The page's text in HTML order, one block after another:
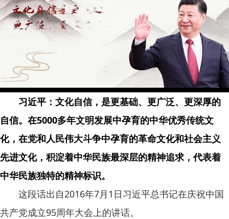
习近平：文化自信，是更基础、更广泛、更深厚的
自信。在5000多年文明发展中孕育的中华优秀传统文
化，在党和人民伟大斗争中孕育的革命文化和社会主义
先进文化，积淀着中华民族最深层的精神追求，代表着
中华民族独特的精神标识。
这段话出自2016年7月1日习近平总书记在庆祝中国
共产党成立95周年大会上的讲话。